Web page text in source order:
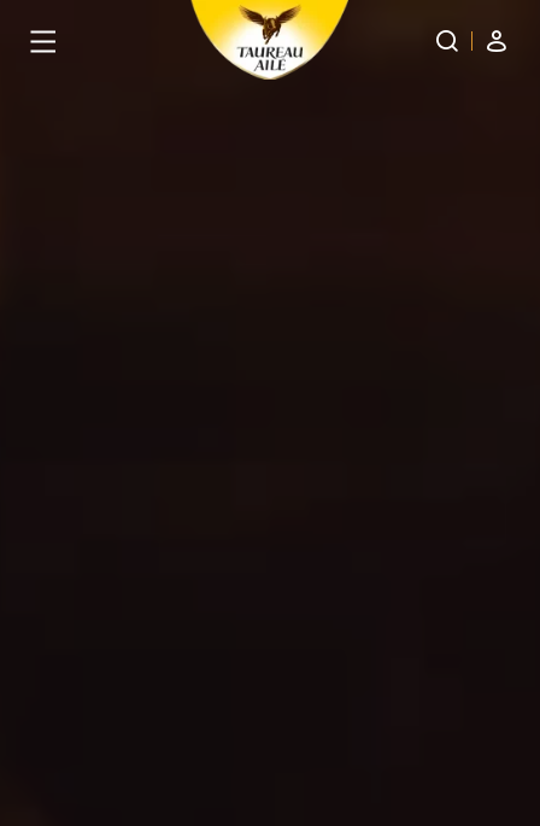
Panneau de gestion des cookies